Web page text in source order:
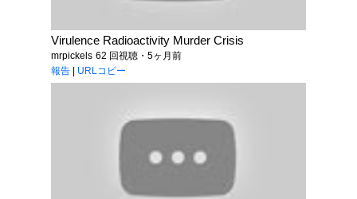
Virulence Radioactivity Murder Crisis
mrpickels 62 回視聴・5ヶ月前
報告
URLコピー